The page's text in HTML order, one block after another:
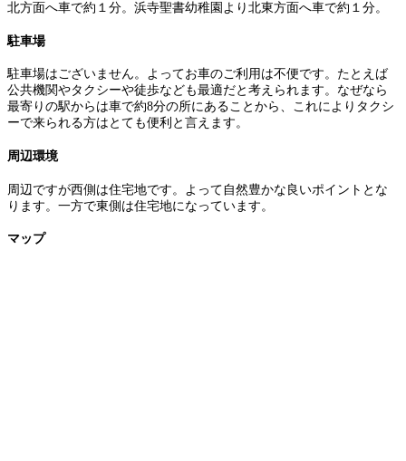
北方面へ車で約１分。浜寺聖書幼稚園より北東方面へ車で約１分。
駐車場
駐車場はございません。よってお車のご利用は不便です。たとえば
公共機関やタクシーや徒歩なども最適だと考えられます。なぜなら
最寄りの駅からは車で約8分の所にあることから、これによりタクシ
ーで来られる方はとても便利と言えます。
周辺環境
周辺ですが西側は住宅地です。よって自然豊かな良いポイントとな
ります。一方で東側は住宅地になっています。
マップ